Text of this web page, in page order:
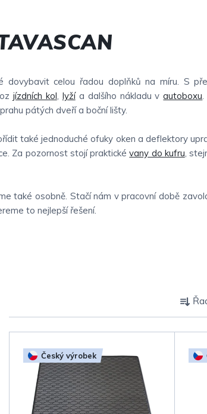
dovybavit celou řadou doplňků na míru. S
jízdních kol, lyžía dalšího nákladu vautoboxu.
pátých dveří a boční lišty.
také jednoduché ofuky oken a deflektory
Za pozornost stojí praktickévany do kufru,
také osobně. Stačí nám v pracovní době
to nejlepší řešení.
Ř
a
z
V
Český výrobek